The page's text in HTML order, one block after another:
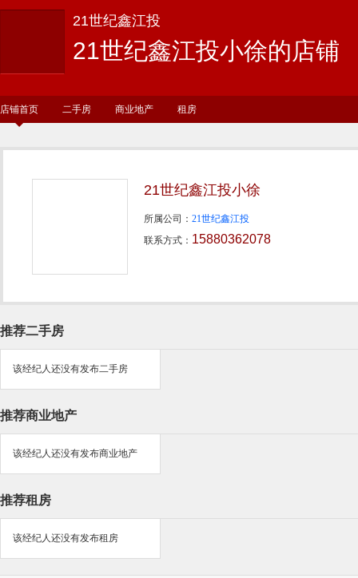
21世纪鑫江投
21世纪鑫江投小徐的店铺
店铺首页 二手房 商业地产 租房
21世纪鑫江投小徐
所属公司： 21世纪鑫江投
联系方式： 15880362078
推荐二手房
该经纪人还没有发布二手房
推荐商业地产
该经纪人还没有发布商业地产
推荐租房
该经纪人还没有发布租房